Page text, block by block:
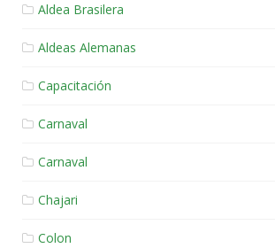
Aldea Brasilera
Aldeas Alemanas
Capacitación
Carnaval
Carnaval
Chajari
Colon